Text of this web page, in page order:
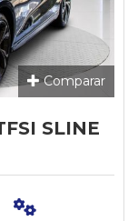
Comparar
SLINE